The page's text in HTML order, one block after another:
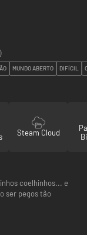
)
MUNDO ABERTO DIFÍCIL
Steam Cloud
coelhinhos... e
ser pegos tão